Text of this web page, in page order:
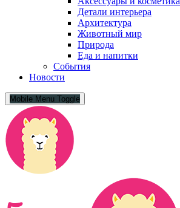
Детали интерьера
Архитектура
Животный мир
Природа
Еда и напитки
События
Новости
Mobile Menu Toggle